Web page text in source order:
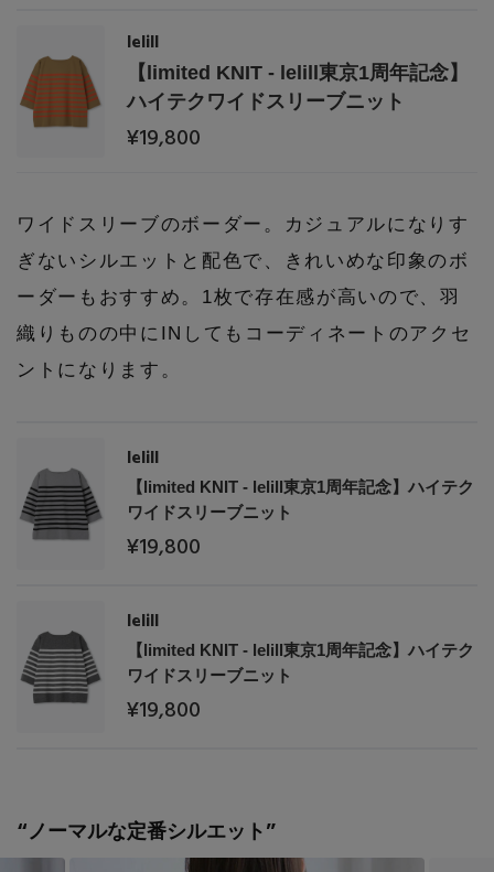
lelill
【limited KNIT - lelill東京1周年記念】
ハイテクワイドスリーブニット
¥19,800
ワイドスリーブのボーダー。カジュアルになりす
ぎないシルエットと配色で、きれいめな印象のボ
ーダーもおすすめ。1枚で存在感が高いので、羽
織りものの中にINしてもコーディネートのアクセ
ントになります。
lelill
【limited KNIT - lelill東京1周年記念】ハイテク
ワイドスリーブニット
¥19,800
lelill
【limited KNIT - lelill東京1周年記念】ハイテク
ワイドスリーブニット
¥19,800
“ノーマルな定番シルエット”